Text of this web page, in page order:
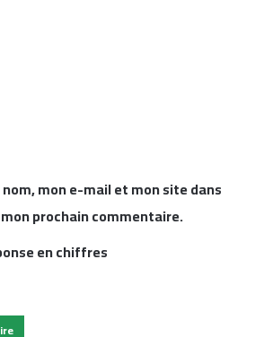
mon e-mail et mon site dans
prochain commentaire.
en chiffres